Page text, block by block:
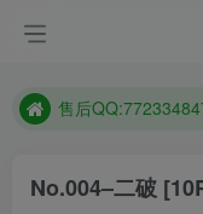
防失联：百度搜
售后
No.004–二破